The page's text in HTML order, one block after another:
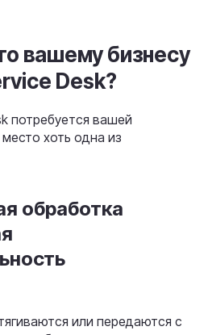
вашему бизнесу
Desk?
потребуется вашей
хоть одна из
обработка
или передаются с